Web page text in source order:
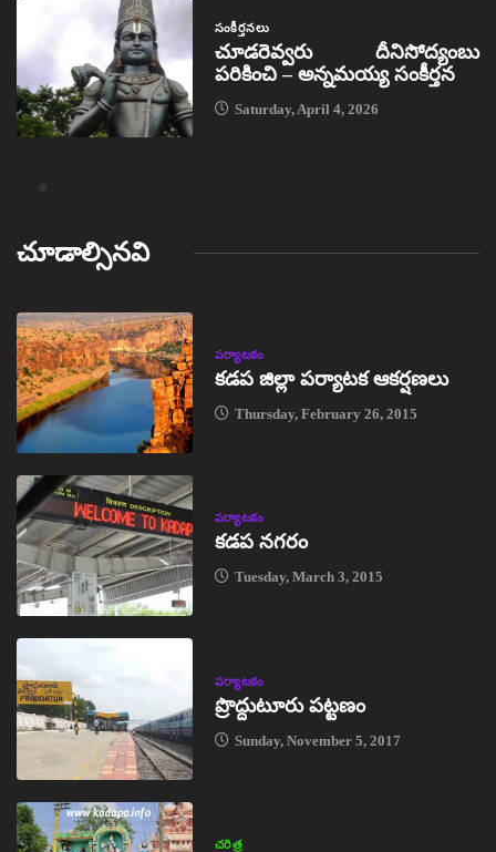
సంకీర్తనలు
చూడరెవ్వరు దీనిసోద్యంబు
పరికించి – అన్నమయ్య సంకీర్తన
Saturday, April 4, 2026
చూడాల్సినవి
పర్యాటకం
కడప జిల్లా పర్యాటక ఆకర్షణలు
Thursday, February 26, 2015
పర్యాటకం
కడప నగరం
Tuesday, March 3, 2015
పర్యాటకం
ప్రొద్దుటూరు పట్టణం
Sunday, November 5, 2017
చరిత్ర